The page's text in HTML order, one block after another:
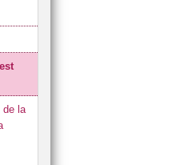
scolaires rentrée 2026
collège
de la